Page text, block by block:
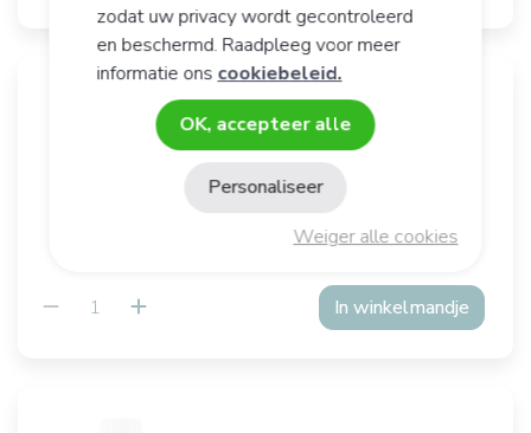
ERGYVET RENAL
100 ml
Honden en katten
Renale bescherming
€
In winkelmandje
zodat uw privacy wordt gecontroleerd
en beschermd. Raadpleeg voor meer
informatie ons cookiebeleid.
OK, accepteer alle
Weiger alle cookies
Personaliseer